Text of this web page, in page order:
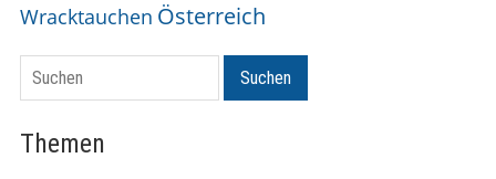
Wracktauchen Österreich
Suchen Suchen
Themen